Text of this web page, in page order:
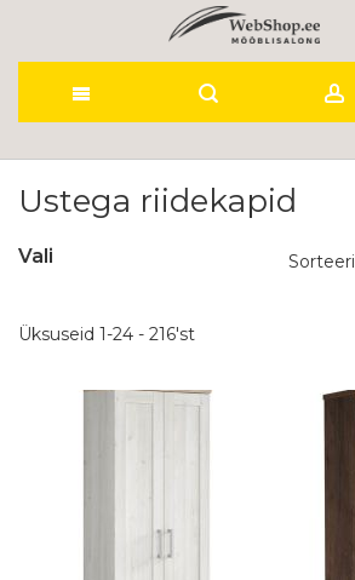
toUstega riidekapid
Üksuseid 1-24 - 216'st
Sorteeri
Vali